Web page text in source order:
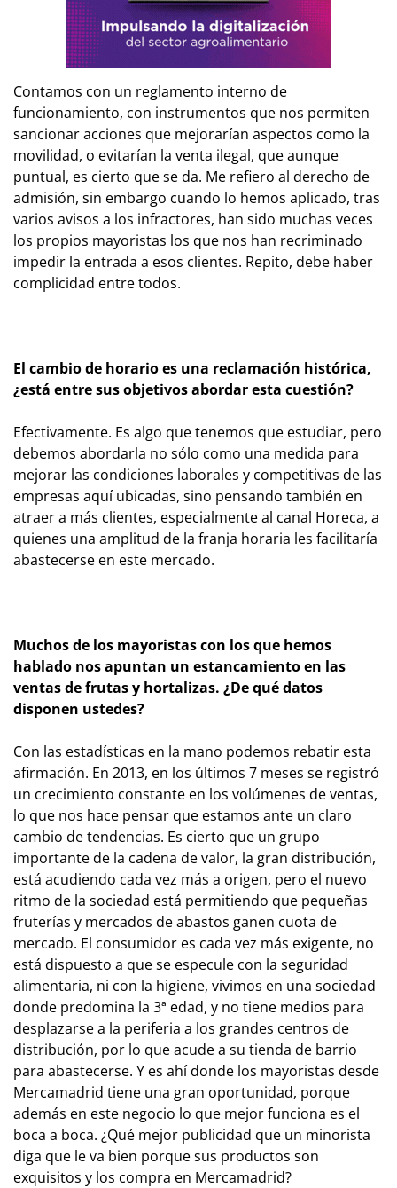
Contamos con un reglamento interno de
funcionamiento, con instrumentos que nos permiten
sancionar acciones que mejorarían aspectos como la
movilidad, o evitarían la venta ilegal, que aunque
puntual, es cierto que se da. Me refiero al derecho de
admisión, sin embargo cuando lo hemos aplicado, tras
varios avisos a los infractores, han sido muchas veces
los propios mayoristas los que nos han recriminado
impedir la entrada a esos clientes. Repito, debe haber
complicidad entre todos.
El cambio de horario es una reclamación histórica,
¿está entre sus objetivos abordar esta cuestión?
Efectivamente. Es algo que tenemos que estudiar, pero
debemos abordarla no sólo como una medida para
mejorar las condiciones laborales y competitivas de las
empresas aquí ubicadas, sino pensando también en
atraer a más clientes, especialmente al canal Horeca, a
quienes una amplitud de la franja horaria les facilitaría
abastecerse en este mercado.
Muchos de los mayoristas con los que hemos
hablado nos apuntan un estancamiento en las
ventas de frutas y hortalizas. ¿De qué datos
disponen ustedes?
Con las estadísticas en la mano podemos rebatir esta
afirmación. En 2013, en los últimos 7 meses se registró
un crecimiento constante en los volúmenes de ventas,
lo que nos hace pensar que estamos ante un claro
cambio de tendencias. Es cierto que un grupo
importante de la cadena de valor, la gran distribución,
está acudiendo cada vez más a origen, pero el nuevo
ritmo de la sociedad está permitiendo que pequeñas
fruterías y mercados de abastos ganen cuota de
mercado. El consumidor es cada vez más exigente, no
está dispuesto a que se especule con la seguridad
alimentaria, ni con la higiene, vivimos en una sociedad
donde predomina la 3ª edad, y no tiene medios para
desplazarse a la periferia a los grandes centros de
distribución, por lo que acude a su tienda de barrio
para abastecerse. Y es ahí donde los mayoristas desde
Mercamadrid tiene una gran oportunidad, porque
además en este negocio lo que mejor funciona es el
boca a boca. ¿Qué mejor publicidad que un minorista
diga que le va bien porque sus productos son
exquisitos y los compra en Mercamadrid?